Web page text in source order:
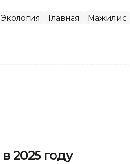
Экология Главная Мажилис
2025 году